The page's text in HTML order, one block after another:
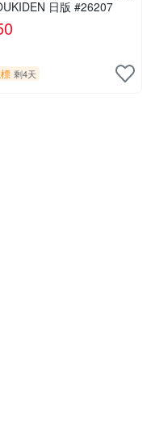
日版 #26207
剩4天